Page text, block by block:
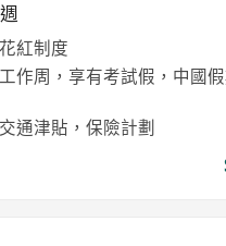
紅制度
作周，享有考試假，中國
通津貼，保險計劃